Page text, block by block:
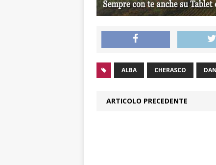
ALBA CHERASCO
ARTICOLO PRECEDENTE